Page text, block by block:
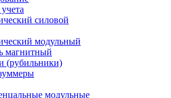
силовой
модульный
магнитный
(рубильники)
модульные